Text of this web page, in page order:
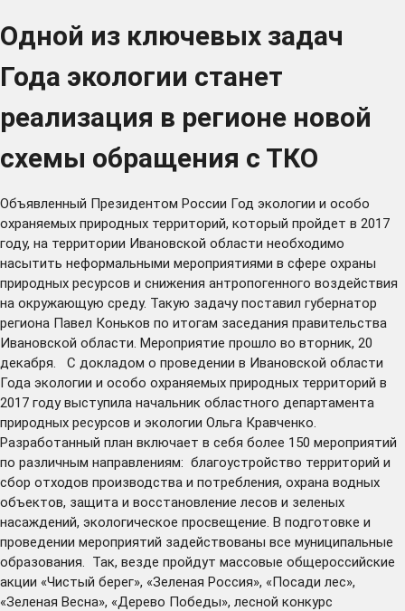
Одной из ключевых задач
Года экологии станет
реализация в регионе новой
схемы обращения с ТКО
Объявленный Президентом России Год экологии и особо
охраняемых природных территорий, который пройдет в 2017
году, на территории Ивановской области необходимо
насытить неформальными мероприятиями в сфере охраны
природных ресурсов и снижения антропогенного воздействия
на окружающую среду. Такую задачу поставил губернатор
региона Павел Коньков по итогам заседания правительства
Ивановской области. Мероприятие прошло во вторник, 20
декабря. С докладом о проведении в Ивановской области
Года экологии и особо охраняемых природных территорий в
2017 году выступила начальник областного департамента
природных ресурсов и экологии Ольга Кравченко.
Разработанный план включает в себя более 150 мероприятий
по различным направлениям: благоустройство территорий и
сбор отходов производства и потребления, охрана водных
объектов, защита и восстановление лесов и зеленых
насаждений, экологическое просвещение. В подготовке и
проведении мероприятий задействованы все муниципальные
образования. Так, везде пройдут массовые общероссийские
акции «Чистый берег», «Зеленая Россия», «Посади лес»,
«Зеленая Весна», «Дерево Победы», лесной конкурс